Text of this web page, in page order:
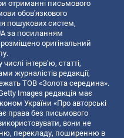
отриманні письмового
обов'язкового
пошукових систем,
за посиланням
розміщено оригінальний
інтерв’ю, статті,
журналістів редакції,
ТОВ «Золота середина».
Images редакція має
України «Про авторські
права без письмового
вони не
перекладу, поширенню в